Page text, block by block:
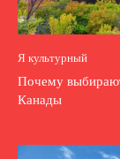
Я культурный
Почему
Канады